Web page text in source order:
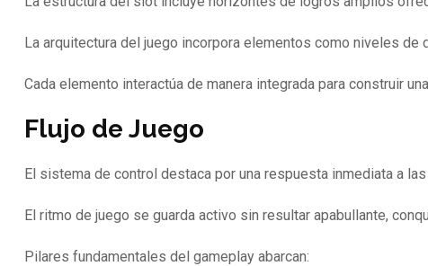
La arquitectura del juego incorpora elementos como niveles
Cada elemento interactúa de manera integrada para construir
Flujo de Juego
El sistema de control destaca por una respuesta inmediata a
El ritmo de juego se guarda activo sin resultar apabullante,
Pilares fundamentales del gameplay abarcan: